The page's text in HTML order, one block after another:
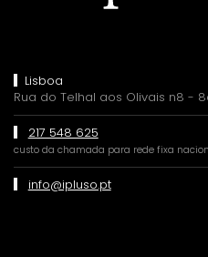
Lisboa
Rua do Telhal aos Olivais n8 -
217 548 625
custo da chamada para rede fixa
info@ipluso.pt